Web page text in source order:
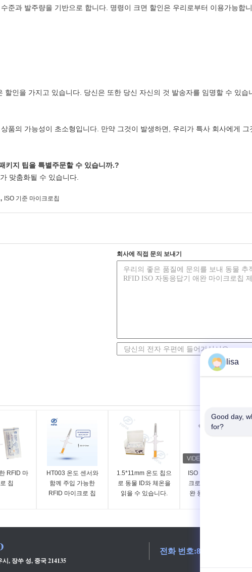
준과 발주량을 기반으로 합니다. 명령이 크면 할인은 우리로부터 이용가능합
인을 가지고 있습니다. 당신은 또한 당신 자신의 것 발송자를 임명할 수 있습
품의 가능성이 초소형입니다. 만약 그것이 발생하면, 우리가 특사 회사에게 그
키지 팁을 특별주문할 수 있습니까.?
맞춤화될 수 있습니다.
, ISO 기준 마이크로칩
회사에 직접 문의 보내기
RFID 마
칩
HT003 온도 센서와
함께 주입 가능한
RFID 마이크로 칩
1.5*11mm 온도 칩으
로 동물 ID와 체온을
읽을 수 있습니다.
ISO 트랜스폰더 마이
크로칩 134.2KHz 애
완 동물 추적 마이크
, 장쑤 성, 중국 214135
전화 번호:86-510-
lisa
Good day,
for?